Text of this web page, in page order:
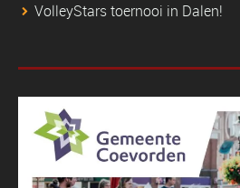
VolleyStars toernooi in Dalen!